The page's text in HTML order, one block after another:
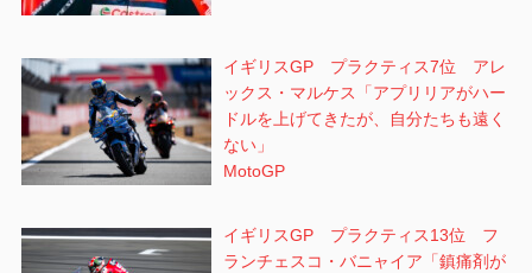
イギリスGP プラクティス7位 アレ
ックス・マルケス「アプリリアがハー
ドルを上げてきたが、自分たちも遠く
ない」
MotoGP
イギリスGP プラクティス13位 フ
ランチェスコ・バニャイア「鎮痛剤が